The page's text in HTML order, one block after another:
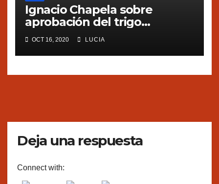
Ignacio Chapela sobre
aprobación del trigo
transgénico en Argentina
OCT 16, 2020 LUCIA
Deja una respuesta
Connect with: